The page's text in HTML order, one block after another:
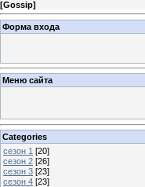
[Gossip]
Форма входа
Меню сайта
Categories
сезон 1 [20]
сезон 2 [26]
сезон 3 [23]
сезон 4 [23]